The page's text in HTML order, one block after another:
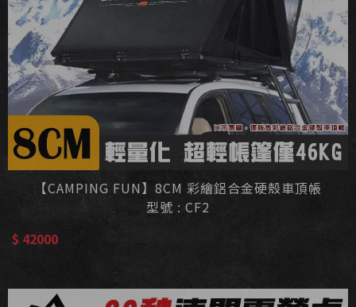
【CAMPING FUN】8CM 彩繪鋁合金硬殼車頂帳
型號 : CF2
$ 42000